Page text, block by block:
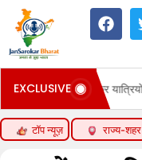
EXCLUSIVE
फैलाकर यात्रियों को न डराएं
टॉप न्यूज़ राज्य-शहर